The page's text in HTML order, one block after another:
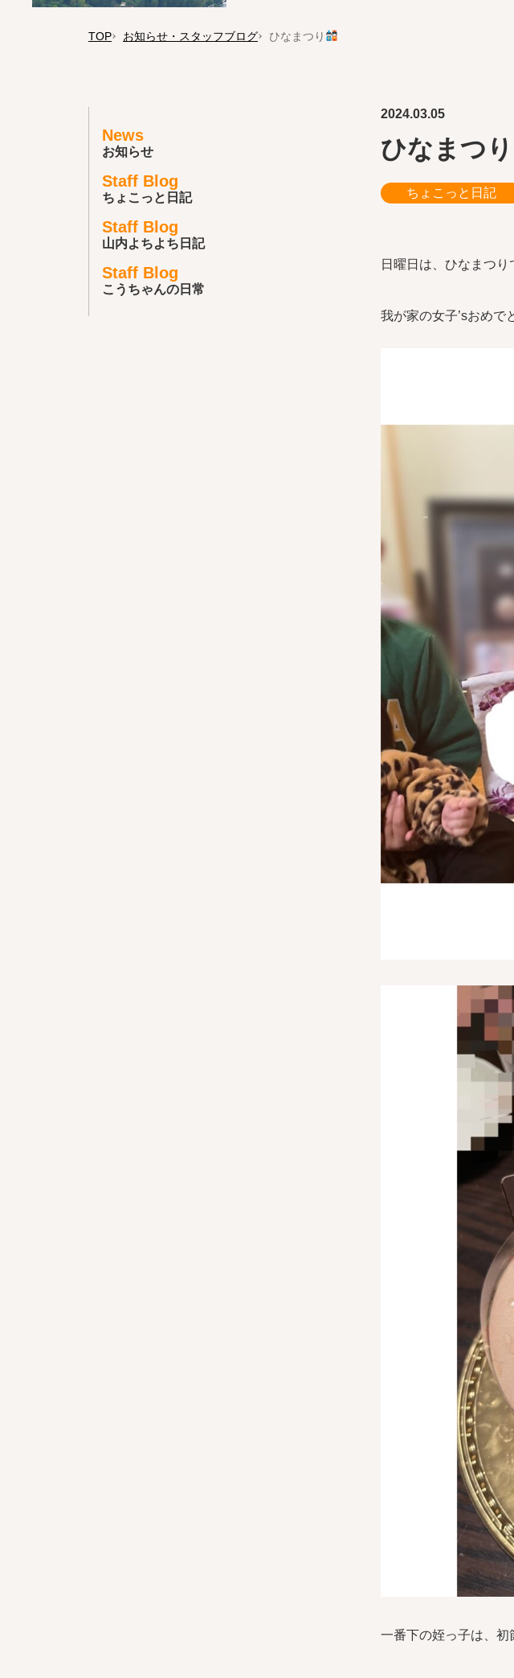
TOP お知らせ・スタッフブログ ひなまつり
News
お知らせ
Staff Blog
ちょこっと日記
Staff Blog
山内よちよち日記
Staff Blog
こうちゃんの日常
2024.03.05
ひなまつり
ちょこっと日記
日曜日は、ひなまつり
我が家の女子’sおめで
一番下の姪っ子は、初